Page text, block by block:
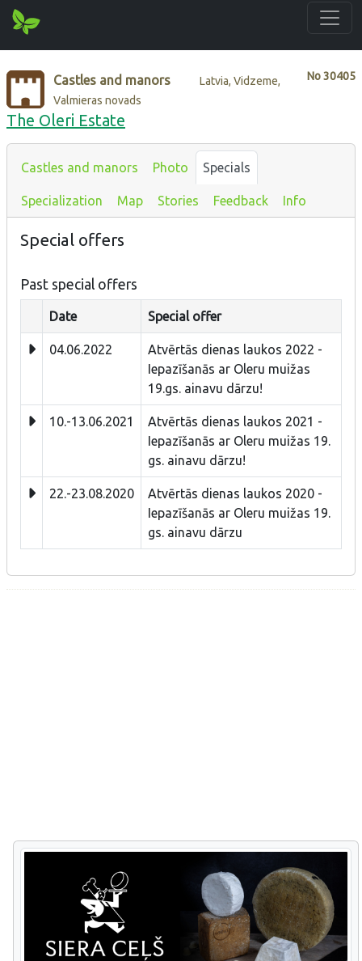
No30405
Castles and manors
Latvia, Vidzeme,
Valmieras novads
The Oleri Estate
Castles and manors Photo Specials
Specialization Map Stories Feedback Info
Special offers
Past special offers
Date Special offer
04.06.2022
Atvērtās dienas laukos 2022 -
Iepazīšanās ar Oleru muižas
19.gs. ainavu dārzu!
10.-13.06.2021
Atvērtās dienas laukos 2021 -
Iepazīšanās ar Oleru muižas 19.
gs. ainavu dārzu!
22.-23.08.2020
Atvērtās dienas laukos 2020 -
Iepazīšanās ar Oleru muižas 19.
gs. ainavu dārzu